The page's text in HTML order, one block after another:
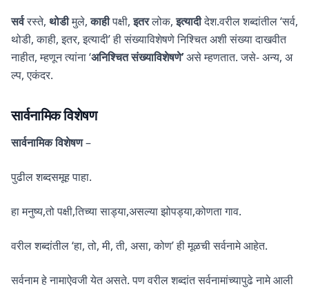
सर्वरस्ते, थोडीमुले,काहीपक्षी,इतरलोक,इत्यादीदेश.वरील शब्दांतील ‘सर्व,
थोडी, काही, इतर, इत्यादी’ ही संख्याविशेषणे निश्चित अशी संख्या दाखवीत
नाहीत, म्हणून त्यांना ‘अनिश्चित संख्याविशेषणे’असे म्हणतात. जसे- अन्य, अ
ल्प, एकंदर.
सार्वनामिक विशेषण
सार्वनामिक विशेषण–
पुढील शब्दसमूह पाहा.
हा मनुष्य,तो पक्षी,तिच्या साड्या,असल्या झोपड्या,कोणता गाव.
वरील शब्दांतील ‘हा, तो, मी, ती, असा, कोण’ ही मूळची सर्वनामे आहेत.
सर्वनाम हे नामाऐवजी येत असते. पण वरील शब्दांत सर्वनामांच्यापुढे नामे आली